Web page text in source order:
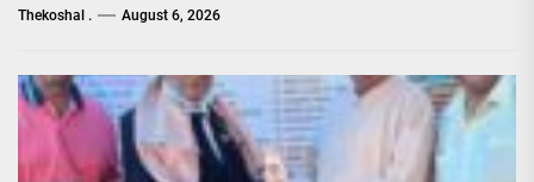
Thekoshal . August 6, 2026